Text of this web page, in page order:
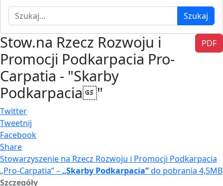
Szukaj Szukaj
PDF
Stow.na Rzecz Rozwoju i
Promocji Podkarpacia Pro-
Carpatia - "Skarby
Podkarpacia"
Twitter
Tweetnij
Facebook
Share
Stowarzyszenie na Rzecz Rozwoju i Promocji Podkarpacia
„Pro-Carpatia” – „Skarby Podkarpacia”do pobrania 4,5MB
Szczegóły